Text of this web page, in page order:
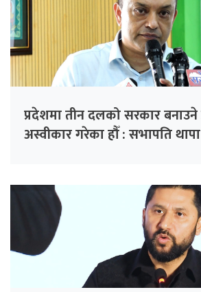
प्रदेशमा तीन दलको सरकार बनाउने
अस्वीकार गरेका हौँ : सभापति थापा